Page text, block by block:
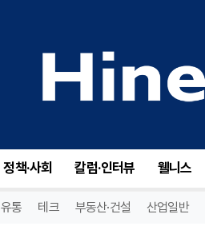
정책·사회 칼럼·인터뷰 웰니스
유통 테크 부동산·건설 산업일반